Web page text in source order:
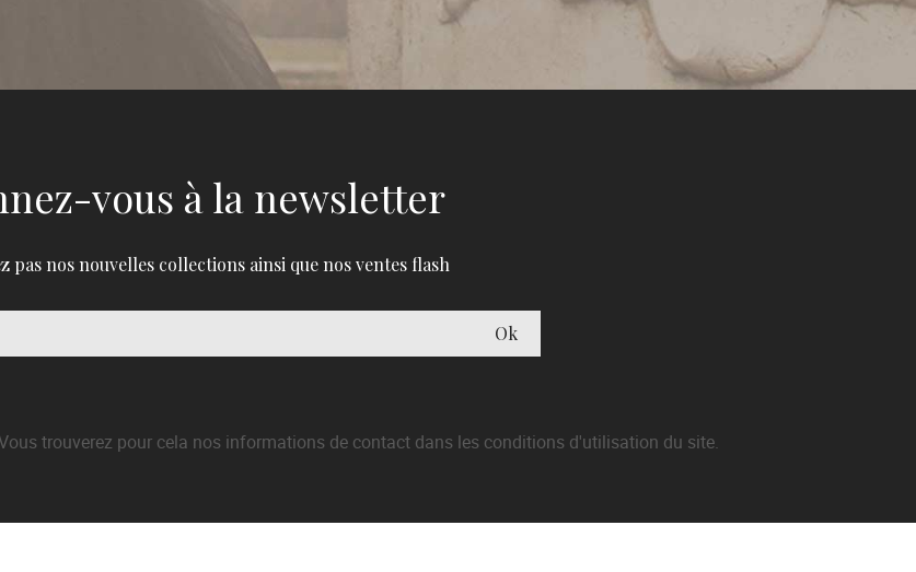
vous à la newsletter
pas nos nouvelles collections ainsi que nos ventes flash
trouverez pour cela nos informations de contact dans les conditions d'utilisation du site.